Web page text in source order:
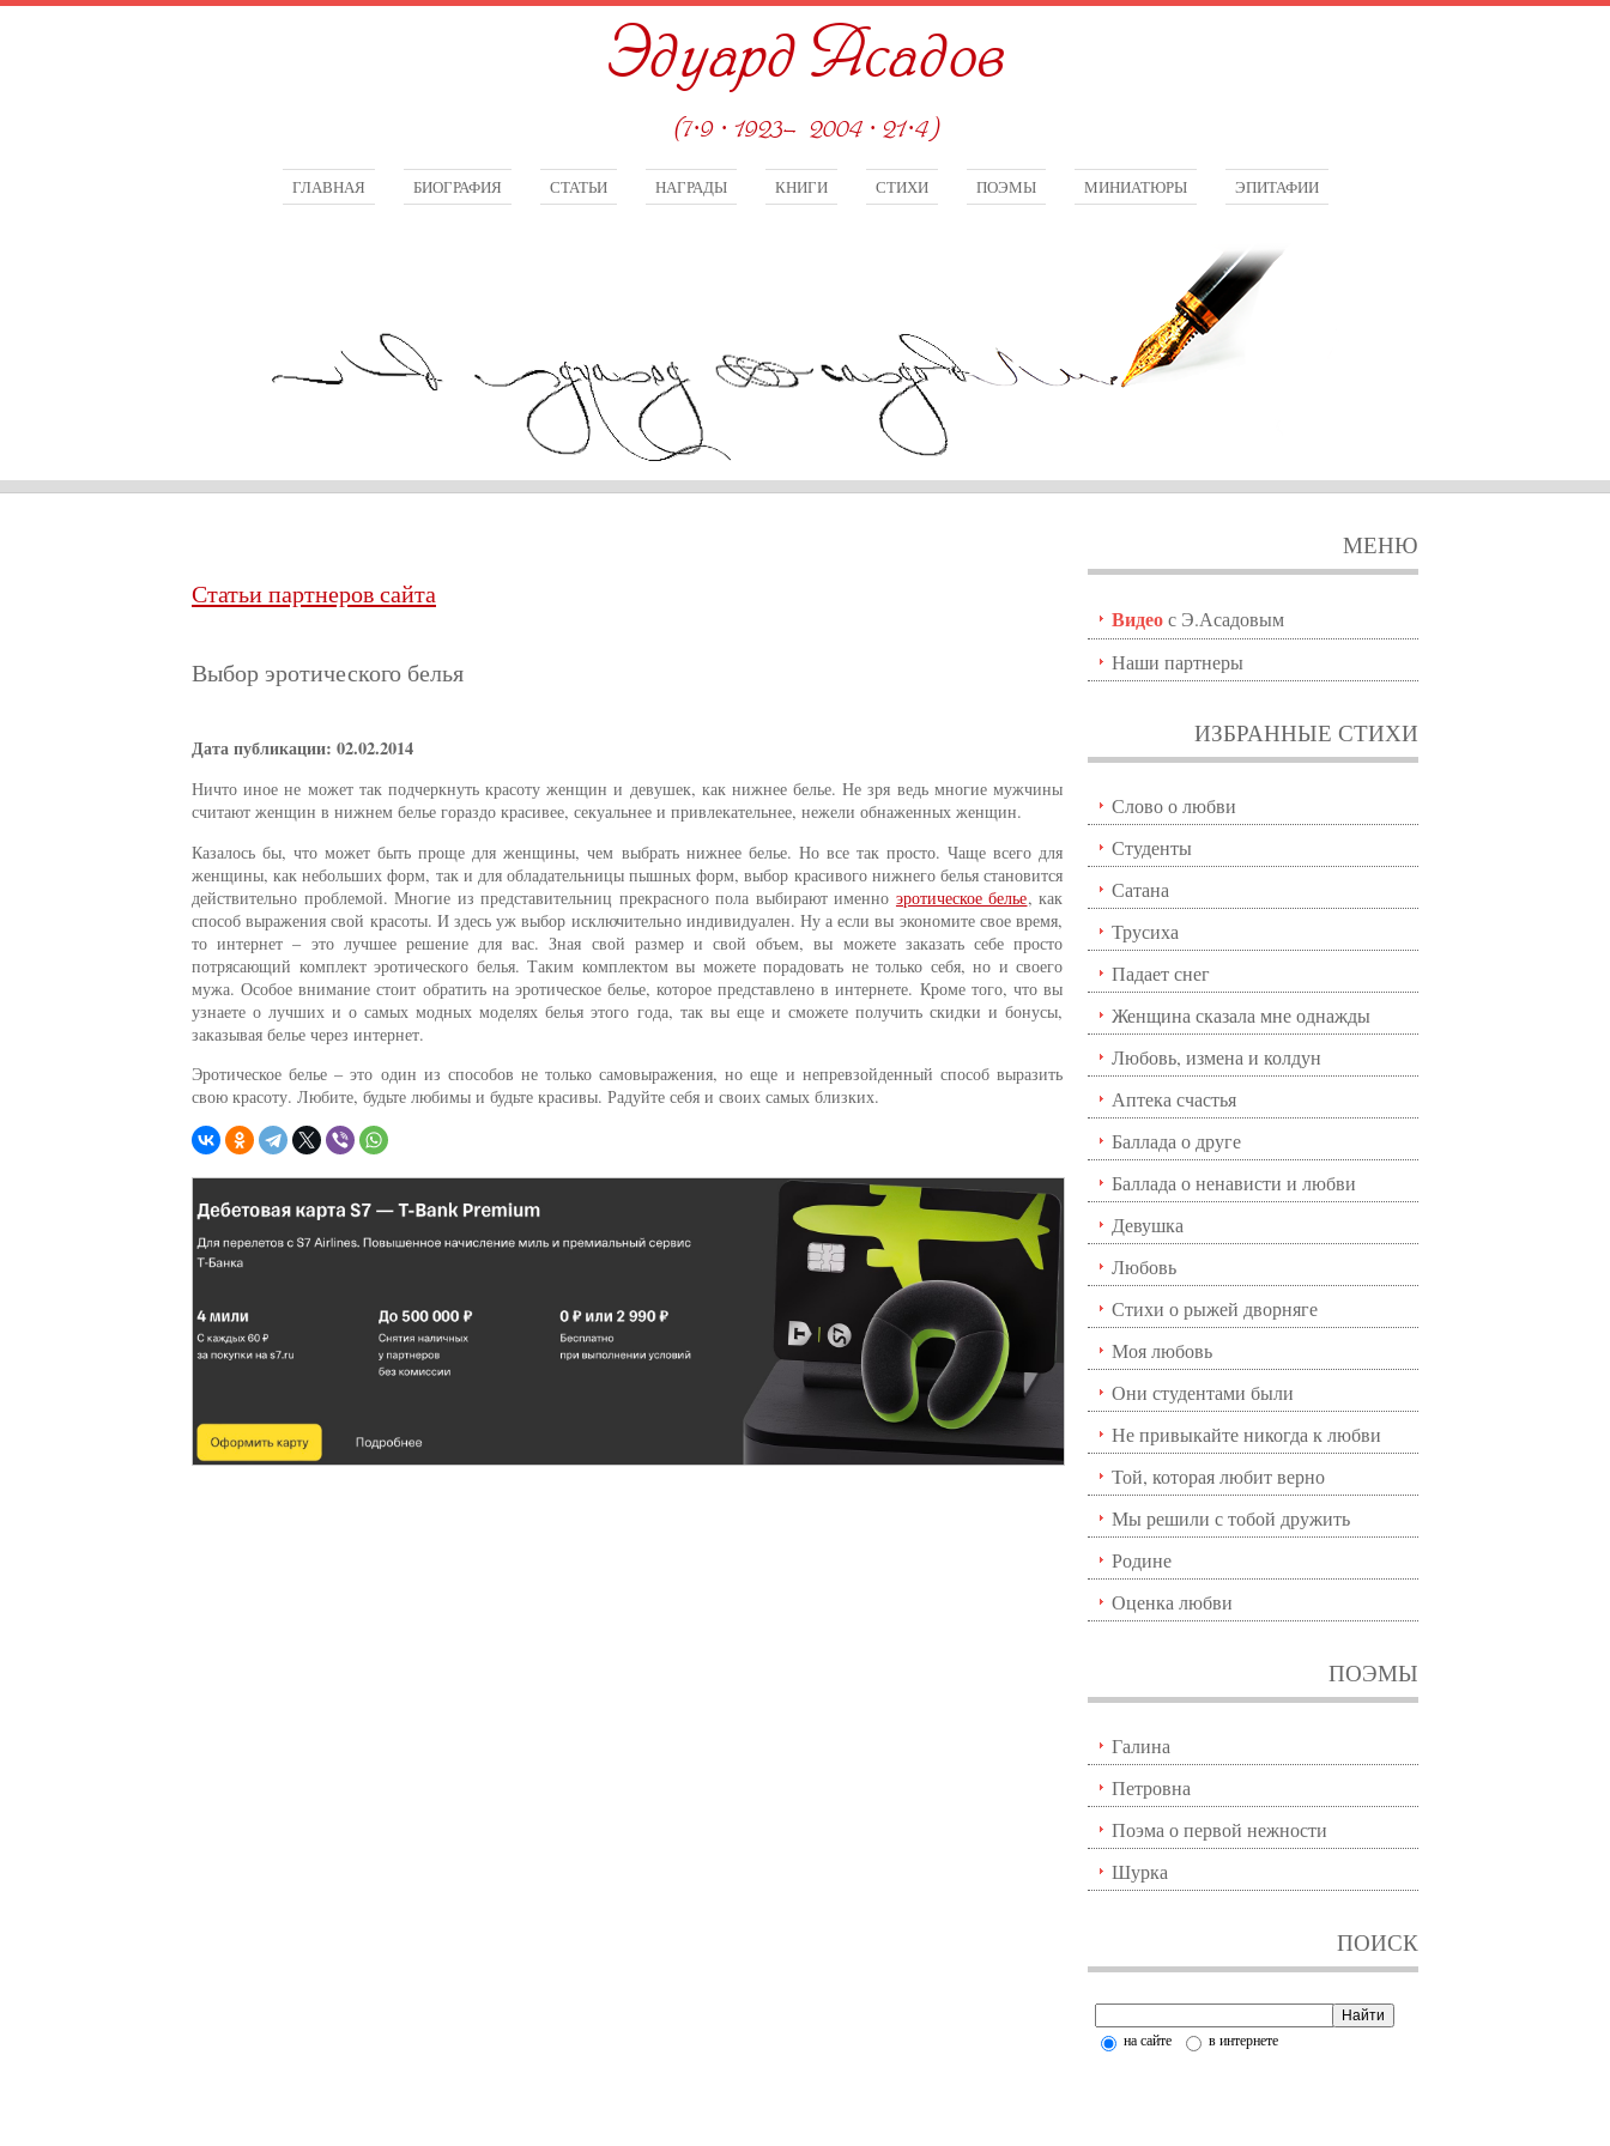
Эдуард Асадов
(7·9 · 1923—2004 · 21·4)
ГЛАВНАЯ БИОГРАФИЯ СТАТЬИ НАГРАДЫ КНИГИ СТИХИ ПОЭМЫ МИНИАТЮРЫ ЭПИТАФИИ
МЕНЮ
Видеос Э.Асадовым
Наши партнеры
ИЗБРАННЫЕ СТИХИ
Слово о любви
Студенты
Сатана
Трусиха
Падает снег
Женщина сказала мне однажды
Любовь, измена и колдун
Аптека счастья
Баллада о друге
Баллада о ненависти и любви
Девушка
Любовь
Стихи о рыжей дворняге
Моя любовь
Они студентами были
Не привыкайте никогда к любви
Той, которая любит верно
Мы решили с тобой дружить
Родине
Оценка любви
ПОЭМЫ
Галина
Петровна
Поэма о первой нежности
Шурка
ПОИСК
на сайте в интернете
Статьи партнеров сайта
Выбор эротического белья
Дата публикации: 02.02.2014
Ничто иное не может так подчеркнуть красоту женщин и девушек, как нижнее белье. Не зря ведь многие мужчины
считают женщин в нижнем белье гораздо красивее, секуальнее и привлекательнее, нежели обнаженных женщин.
Казалось бы, что может быть проще для женщины, чем выбрать нижнее белье. Но все так просто. Чаще всего для
женщины, как небольших форм, так и для обладательницы пышных форм, выбор красивого нижнего белья становится
действительно проблемой. Многие из представительниц прекрасного пола выбирают именно эротическое белье, как
способ выражения свой красоты. И здесь уж выбор исключительно индивидуален. Ну а если вы экономите свое время,
то интернет – это лучшее решение для вас. Зная свой размер и свой объем, вы можете заказать себе просто
потрясающий комплект эротического белья. Таким комплектом вы можете порадовать не только себя, но и своего
мужа. Особое внимание стоит обратить на эротическое белье, которое представлено в интернете. Кроме того, что вы
узнаете о лучших и о самых модных моделях белья этого года, так вы еще и сможете получить скидки и бонусы,
заказывая белье через интернет.
Эротическое белье – это один из способов не только самовыражения, но еще и непревзойденный способ выразить
свою красоту. Любите, будьте любимы и будьте красивы. Радуйте себя и своих самых близких.